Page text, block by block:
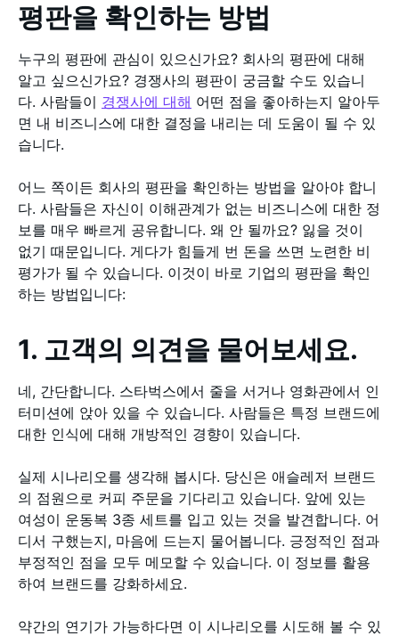
평판을 확인하는 방법
누구의 평판에 관심이 있으신가요? 회사의 평판에 대해
알고 싶으신가요? 경쟁사의 평판이 궁금할 수도 있습니
다. 사람들이 경쟁사에 대해 어떤 점을 좋아하는지 알아두
면 내 비즈니스에 대한 결정을 내리는 데 도움이 될 수 있
습니다.
어느 쪽이든 회사의 평판을 확인하는 방법을 알아야 합니
다. 사람들은 자신이 이해관계가 없는 비즈니스에 대한 정
보를 매우 빠르게 공유합니다. 왜 안 될까요? 잃을 것이
없기 때문입니다. 게다가 힘들게 번 돈을 쓰면 노련한 비
평가가 될 수 있습니다. 이것이 바로 기업의 평판을 확인
하는 방법입니다:
1. 고객의 의견을 물어보세요.
네, 간단합니다. 스타벅스에서 줄을 서거나 영화관에서 인
터미션에 앉아 있을 수 있습니다. 사람들은 특정 브랜드에
대한 인식에 대해 개방적인 경향이 있습니다.
실제 시나리오를 생각해 봅시다. 당신은 애슬레저 브랜드
의 점원으로 커피 주문을 기다리고 있습니다. 앞에 있는
여성이 운동복 3종 세트를 입고 있는 것을 발견합니다. 어
디서 구했는지, 마음에 드는지 물어봅니다. 긍정적인 점과
부정적인 점을 모두 메모할 수 있습니다. 이 정보를 활용
하여 브랜드를 강화하세요.
약간의 연기가 가능하다면 이 시나리오를 시도해 볼 수 있